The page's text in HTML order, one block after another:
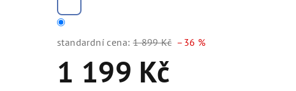
standardní cena: 1 899 Kč –36 %
1 199 Kč